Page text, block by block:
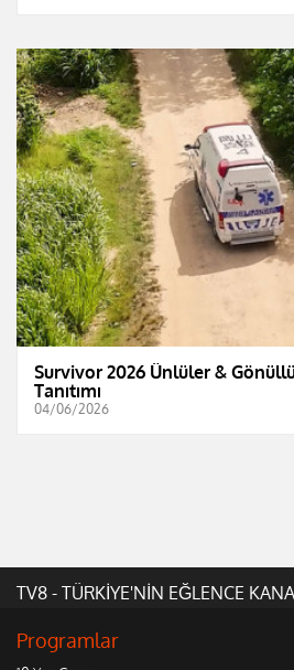
Survivor 2026 Ünlüler &
Tanıtımı
04/06/2026
TV8 - TÜRKİYE'NİN EĞLENCE
Programlar